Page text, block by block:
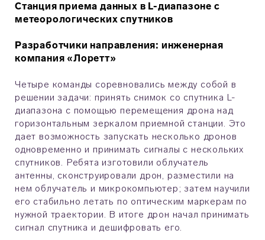
Станция приема данных в L-диапазоне с
метеорологических спутников
Разработчики направления: инженерная
компания «Лоретт»
Четыре команды соревновались между собой в
решении задачи: принять снимок со спутника L-
диапазона с помощью перемещения дрона над
горизонтальным зеркалом приемной станции. Это
дает возможность запускать несколько дронов
одновременно и принимать сигналы с нескольких
спутников. Ребята изготовили облучатель
антенны, сконструировали дрон, разместили на
нем облучатель и микрокомпьютер; затем научили
его стабильно летать по оптическим маркерам по
нужной траектории. В итоге дрон начал принимать
сигнал спутника и дешифровать его.